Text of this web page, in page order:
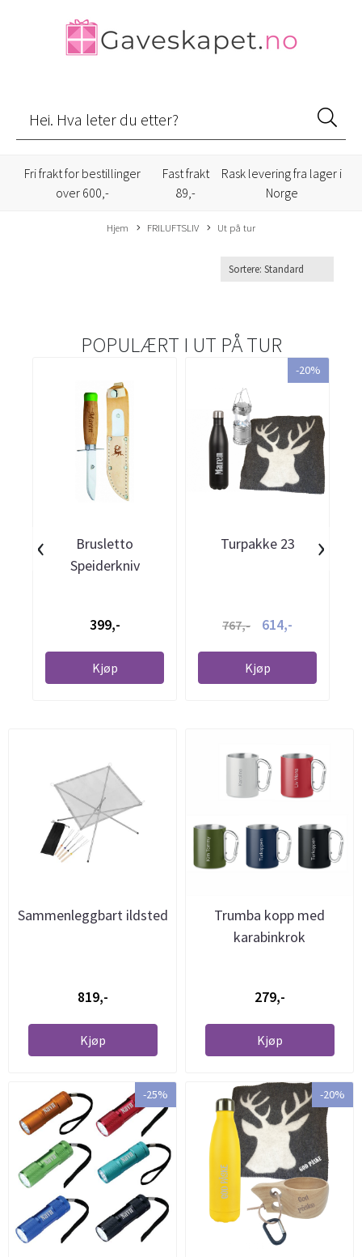
Fri frakt for bestillinger
over 600,-
Fast frakt
89,-
Rask levering fra lager i
Norge
Hjem FRILUFTSLIV Ut på tur
POPULÆRT I UT PÅ TUR
Brusletto
Speiderkniv
399,-
Kjøp
-20%
Turpakke 23
767,- 614,-
Kjøp
‹ ›
Sammenleggbart ildsted
819,-
Kjøp
Trumba kopp med
karabinkrok
279,-
Kjøp
-25% -20%